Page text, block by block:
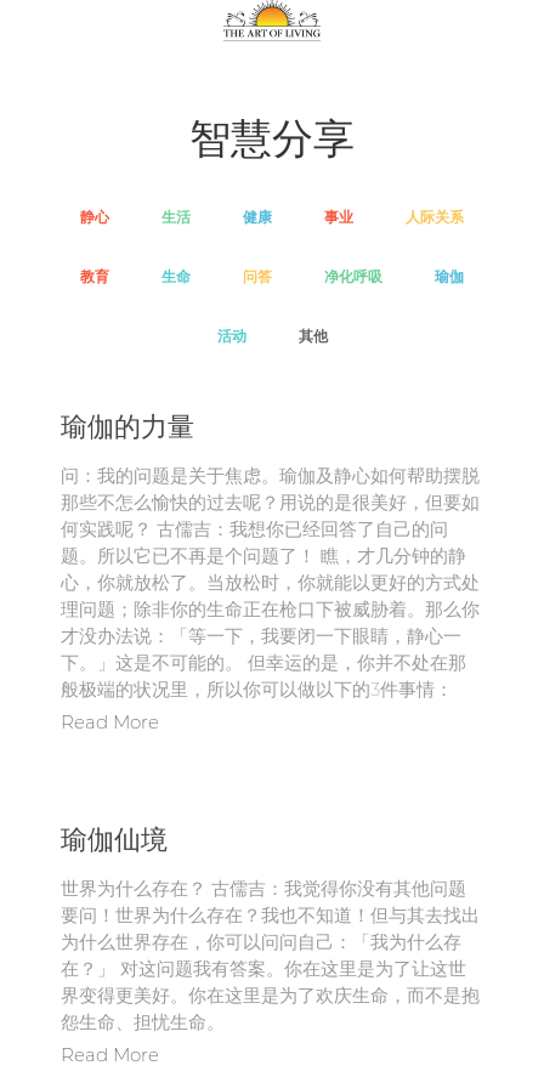
智慧分享
静心 生活 健康 事业 人际关系
教育 生命 问答 净化呼吸 瑜伽
活动 其他
瑜伽的力量
问：我的问题是关于焦虑。瑜伽及静心如何帮助摆脱
那些不怎么愉快的过去呢？用说的是很美好，但要如
何实践呢？ 古儒吉：我想你已经回答了自己的问
题。所以它已不再是个问题了！ 瞧，才几分钟的静
心，你就放松了。当放松时，你就能以更好的方式处
理问题；除非你的生命正在枪口下被威胁着。那么你
才没办法说：「等一下，我要闭一下眼睛，静心一
下。」这是不可能的。 但幸运的是，你并不处在那
般极端的状况里，所以你可以做以下的3件事情：
Read More
瑜伽仙境
世界为什么存在？ 古儒吉：我觉得你没有其他问题
要问！世界为什么存在？我也不知道！但与其去找出
为什么世界存在，你可以问问自己：「我为什么存
在？」 对这问题我有答案。你在这里是为了让这世
界变得更美好。你在这里是为了欢庆生命，而不是抱
怨生命、担忧生命。
Read More